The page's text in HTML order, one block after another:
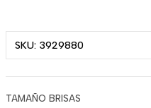
SKU: 3929880
TAMAÑO BRISAS